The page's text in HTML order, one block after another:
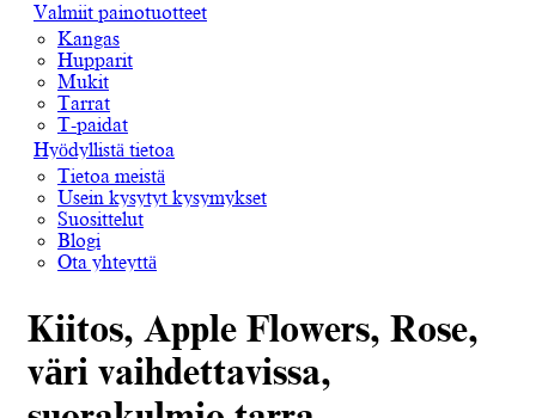
Valmiit painotuotteet
Kangas
Hupparit
Mukit
Tarrat
T-paidat
Hyödyllistä tietoa
Tietoa meistä
Usein kysytyt kysymykset
Suosittelut
Blogi
Ota yhteyttä
Kiitos, Apple Flowers, Rose,
väri vaihdettavissa,